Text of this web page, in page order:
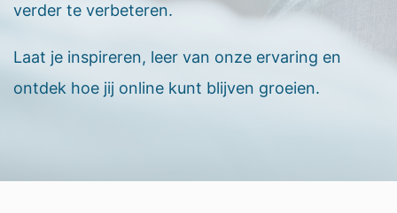
verder te verbeteren.
Laat je inspireren, leer van onze ervaring en
ontdek hoe jij online kunt blijven groeien.